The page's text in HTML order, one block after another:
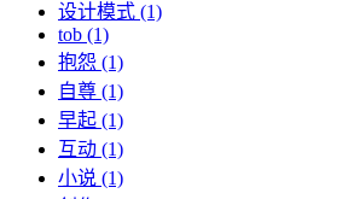
设计模式 (1)
tob (1)
抱怨 (1)
自尊 (1)
早起 (1)
互动 (1)
小说 (1)